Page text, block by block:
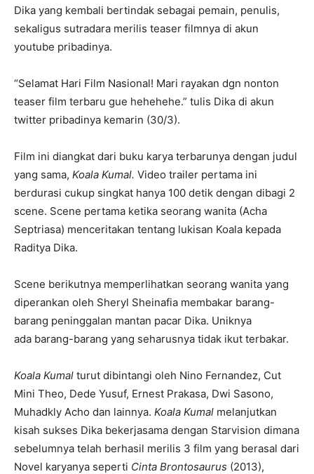
Dika yang kembali bertindak sebagai pemain, penulis,
sekaligus sutradara merilis teaser filmnya di akun
youtube pribadinya.
“Selamat Hari Film Nasional! Mari rayakan dgn nonton
teaser film terbaru gue hehehehe.” tulis Dika di akun
twitter pribadinya kemarin (30/3).
Film ini diangkat dari buku karya terbarunya dengan judul
yang sama, Koala Kumal. Video trailer pertama ini
berdurasi cukup singkat hanya 100 detik dengan dibagi 2
scene. Scene pertama ketika seorang wanita (Acha
Septriasa) menceritakan tentang lukisan Koala kepada
Raditya Dika.
Scene berikutnya memperlihatkan seorang wanita yang
diperankan oleh Sheryl Sheinafia membakar barang-
barang peninggalan mantan pacar Dika. Uniknya
ada barang-barang yang seharusnya tidak ikut terbakar.
Koala Kumal turut dibintangi oleh Nino Fernandez, Cut
Mini Theo, Dede Yusuf, Ernest Prakasa, Dwi Sasono,
Muhadkly Acho dan lainnya. Koala Kumal melanjutkan
kisah sukses Dika bekerjasama dengan Starvision dimana
sebelumnya telah berhasil merilis 3 film yang berasal dari
Novel karyanya seperti Cinta Brontosaurus (2013),